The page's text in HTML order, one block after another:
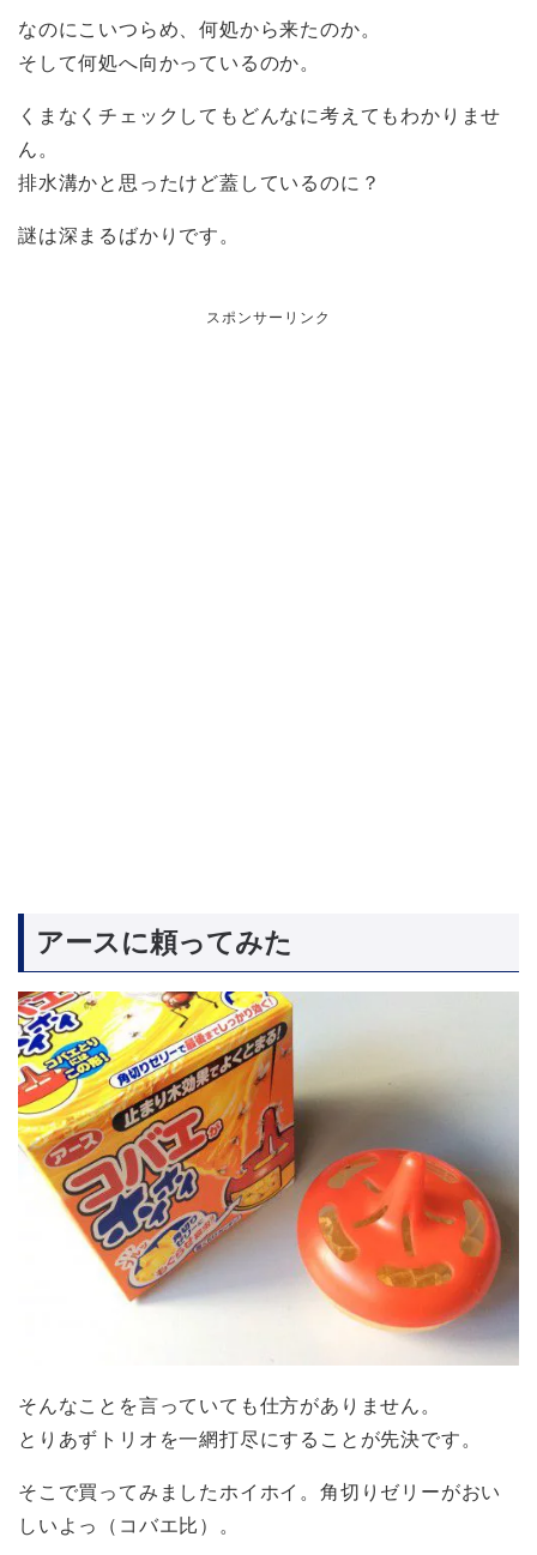
なのにこいつらめ、何処から来たのか。
そして何処へ向かっているのか。
くまなくチェックしてもどんなに考えてもわかりませ
ん。
排水溝かと思ったけど蓋しているのに？
謎は深まるばかりです。
スポンサーリンク
アースに頼ってみた
そんなことを言っていても仕方がありません。
とりあずトリオを一網打尽にすることが先決です。
そこで買ってみましたホイホイ。角切りゼリーがおい
しいよっ（コバエ比）。